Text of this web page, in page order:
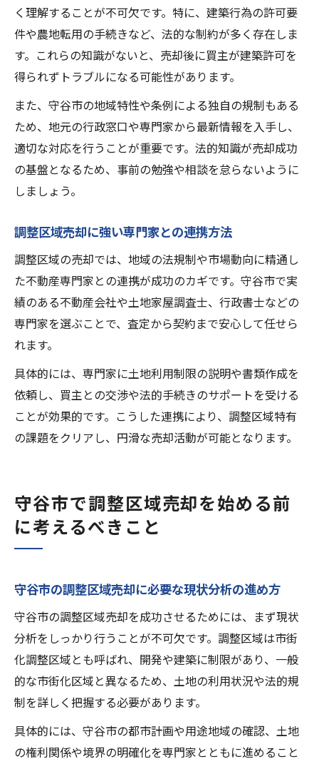
き
調整区域売却にありがちなトラブル事例を
紹介
調整区域売却時の買主との交渉ポイント解
説
調整区域売却で後悔しないための心構え
調整区域売却特有の売主責任を事前に把握
く理解することが不可欠です。特に、建築行為の許可要
件や農地転用の手続きなど、法的な制約が多く存在しま
す。これらの知識がないと、売却後に買主が建築許可を
得られずトラブルになる可能性があります。
また、守谷市の地域特性や条例による独自の規制もある
ため、地元の行政窓口や専門家から最新情報を入手し、
適切な対応を行うことが重要です。法的知識が売却成功
の基盤となるため、事前の勉強や相談を怠らないように
しましょう。
調整区域売却に強い専門家との連携方法
調整区域の売却では、地域の法規制や市場動向に精通し
た不動産専門家との連携が成功のカギです。守谷市で実
績のある不動産会社や土地家屋調査士、行政書士などの
専門家を選ぶことで、査定から契約まで安心して任せら
れます。
具体的には、専門家に土地利用制限の説明や書類作成を
依頼し、買主との交渉や法的手続きのサポートを受ける
ことが効果的です。こうした連携により、調整区域特有
の課題をクリアし、円滑な売却活動が可能となります。
守谷市で調整区域売却を始める前
に考えるべきこと
守谷市の調整区域売却に必要な現状分析の進め方
守谷市の調整区域売却を成功させるためには、まず現状
分析をしっかり行うことが不可欠です。調整区域は市街
化調整区域とも呼ばれ、開発や建築に制限があり、一般
的な市街化区域と異なるため、土地の利用状況や法的規
制を詳しく把握する必要があります。
具体的には、守谷市の都市計画や用途地域の確認、土地
の権利関係や境界の明確化を専門家とともに進めること